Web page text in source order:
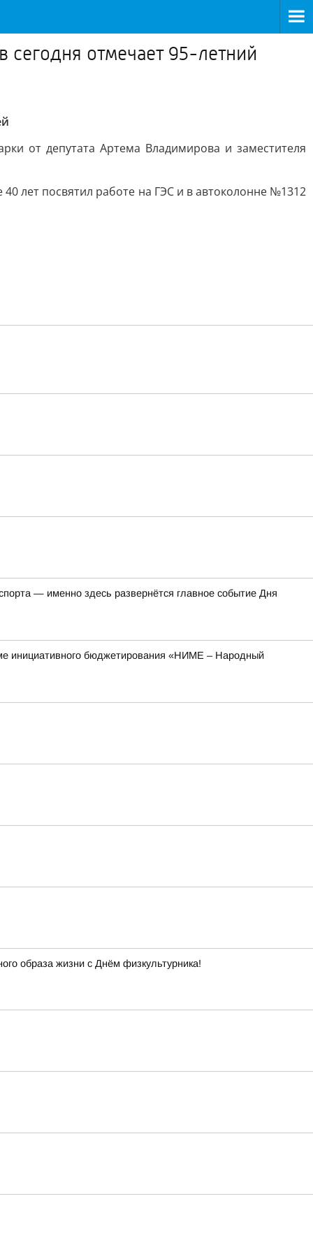
отмечает 95-летний
от депутата Артема Владимирова и заместителя
лет посвятил работе на ГЭС и в автоколонне №1312
— именно здесь развернётся главное событие Дня
инициативного бюджетирования «НИМЕ – Народный
образа жизни с Днём физкультурника!